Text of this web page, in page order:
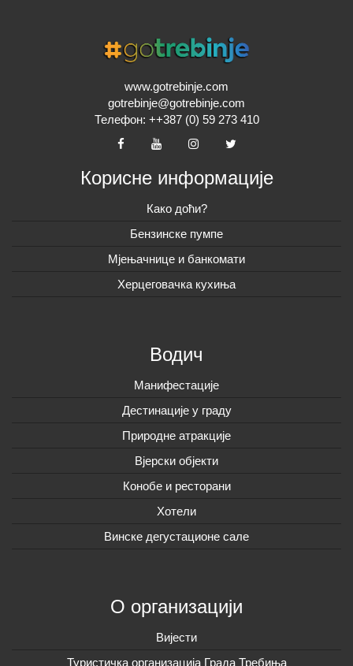
www.gotrebinje.com
gotrebinje@gotrebinje.com
Телефон: ++387 (0) 59 273 410
Корисне информације
Како доћи?
Бензинске пумпе
Мјењачнице и банкомати
Херцеговачка кухиња
Водич
Манифестације
Дестинације у граду
Природне атракције
Вјерски објекти
Конобе и ресторани
Хотели
Винске дегустационе сале
О организацији
Вијeсти
Туристичка организација Града Требиња